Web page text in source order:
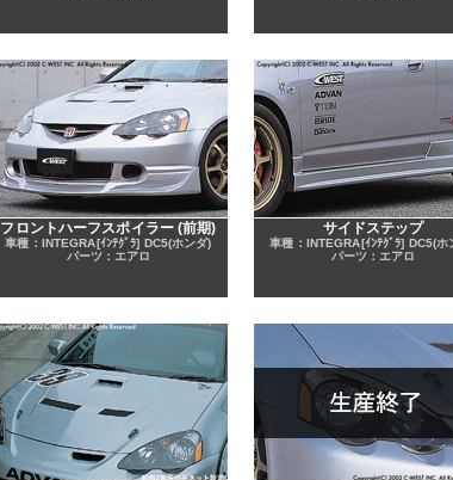
フロントハーフスポイラー (前期)
車種：INTEGRA[ｲﾝﾃｸﾞﾗ] DC5(ホンダ)
パーツ：エアロ
サイドステップ
車種：INTEGRA[ｲﾝﾃｸﾞﾗ] DC5(ホ
パーツ：エアロ